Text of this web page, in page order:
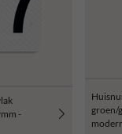
-
groen/